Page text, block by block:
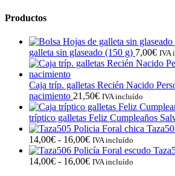
Productos
galleta sin glaseado (150 g) 7,00€ IVA
Caja tríp. galletas Recién Nacido
nacimiento 21,50€ IVA incluído
tríptico galletas Feliz Cumpleaños
14,00€ - 16,00€Rango
de
precios:
IVA incluído
14,00€ - 16,00€Rango
IVA incluído